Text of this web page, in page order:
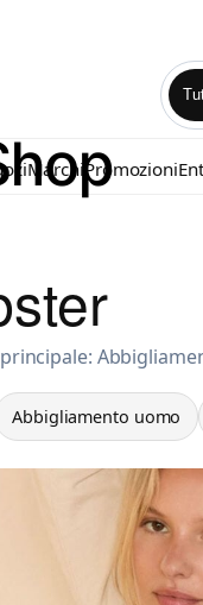
Marchi Promozioni
Abbigliamento uomo